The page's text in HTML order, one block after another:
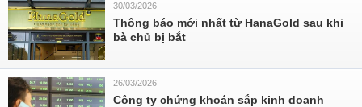
30/03/2026
Thông báo mới nhất từ HanaGold sau khi
bà chủ bị bắt
26/03/2026
Công ty chứng khoán sắp kinh doanh